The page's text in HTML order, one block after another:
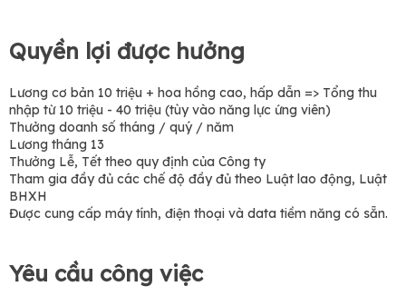
Quyền lợi được hưởng
Lương cơ bản 10 triệu + hoa hồng cao, hấp dẫn => Tổng thu
nhập từ 10 triệu - 40 triệu (tùy vào năng lực ứng viên)
Thưởng doanh số tháng / quý / năm
Lương tháng 13
Thưởng Lễ, Tết theo quy định của Công ty
Tham gia đầy đủ các chế độ đầy đủ theo Luật lao động, Luật
BHXH
Được cung cấp máy tính, điện thoại và data tiềm năng có sẵn.
Yêu cầu công việc